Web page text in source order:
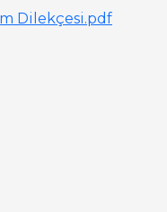
Dilekçesi.pdf